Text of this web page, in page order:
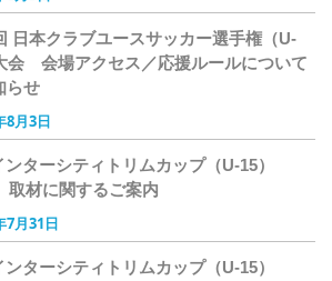
日本クラブユースサッカー選手権（U-
会 会場アクセス／応援ルールについて
らせ
8月3日
ターシティトリムカップ（U-15）
材に関するご案内
7月31日
ターシティトリムカップ（U-15）